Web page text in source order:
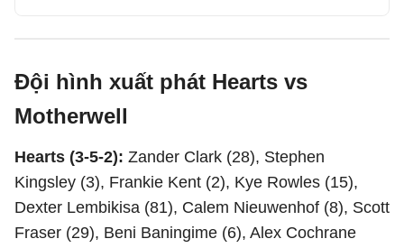
Đội hình xuất phát Hearts vs
Motherwell
Hearts (3-5-2): Zander Clark (28), Stephen
Kingsley (3), Frankie Kent (2), Kye Rowles (15),
Dexter Lembikisa (81), Calem Nieuwenhof (8), Scott
Fraser (29), Beni Baningime (6), Alex Cochrane